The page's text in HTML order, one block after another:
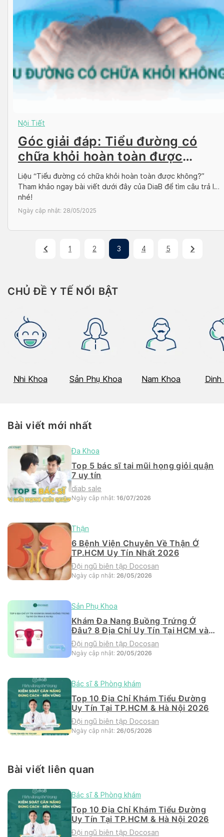
Nội Tiết
Góc giải đáp: Tiểu đường có
chữa khỏi hoàn toàn được
không?
Liệu “Tiểu đường có chữa khỏi hoàn toàn được không?”
Tham khảo ngay bài viết dưới đây của DiaB để tìm câu trả lời
nhé!
Ngày cập nhật: 28/05/2025
1 2 3 4 5
CHỦ ĐỀ Y TẾ NỔI BẬT
Nhi Khoa Sản Phụ Khoa Nam Khoa
Bài viết mới nhất
Đa Khoa
Top 5 bác sĩ tai mũi họng giỏi quận
7 uy tín
diab sale
Ngày cập nhật: 16/07/2026
Thận
6 Bệnh Viện Chuyên Về Thận Ở
TP.HCM Uy Tín Nhất 2026
Đội ngũ biên tập Docosan
Ngày cập nhật: 26/05/2026
Sản Phụ Khoa
Khám Đa Nang Buồng Trứng Ở
Đâu? 8 Địa Chỉ Uy Tín Tại HCM và
Hà Nội 2026
Đội ngũ biên tập Docosan
Ngày cập nhật: 20/05/2026
Bác sĩ & Phòng khám
Top 10 Địa Chỉ Khám Tiểu Đường
Uy Tín Tại TP.HCM & Hà Nội 2026
Đội ngũ biên tập Docosan
Ngày cập nhật: 26/05/2026
Bài viết liên quan
Bác sĩ & Phòng khám
Top 10 Địa Chỉ Khám Tiểu Đường
Uy Tín Tại TP.HCM & Hà Nội 2026
Đội ngũ biên tập Docosan